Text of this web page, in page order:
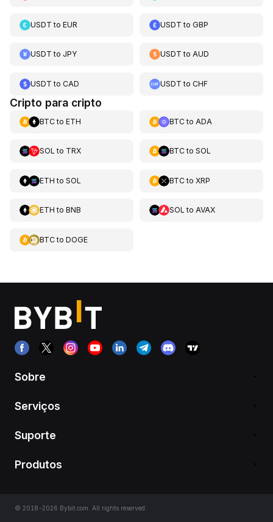
USDT to EUR USDT toGBP
USDT to JPY USDT toAUD
USDT to CAD USDT toCHF
Cripto para cripto
BTCto ETH BTCto ADA
SOL to TRX BTCto SOL
ETH to SOL BTCto XRP
ETH to BNB SOL to AVAX
BTCto DOGE
Sobre
Serviços
Suporte
Produtos
© 2018-2026 Bybit.com. All rights reserved.